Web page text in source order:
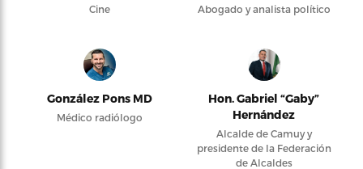
Cine Abogado y analista político
González Pons MD
Médico radiólogo
Hon. Gabriel “Gaby”
Hernández
Alcalde de Camuy y
presidente de la Federación
de Alcaldes